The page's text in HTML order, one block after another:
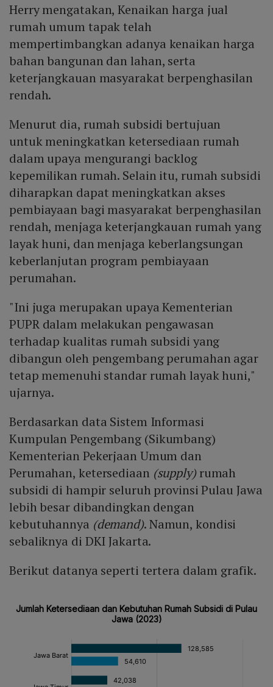
Herry mengatakan, Kenaikan harga jual
rumah umum tapak telah
mempertimbangkan adanya kenaikan harga
bahan bangunan dan lahan, serta
keterjangkauan masyarakat berpenghasilan
rendah.
Menurut dia, rumah subsidi bertujuan
untuk meningkatkan ketersediaan rumah
dalam upaya mengurangi backlog
kepemilikan rumah. Selain itu, rumah subsidi
diharapkan dapat meningkatkan akses
pembiayaan bagi masyarakat berpenghasilan
rendah, menjaga keterjangkauan rumah yang
layak huni, dan menjaga keberlangsungan
keberlanjutan program pembiayaan
perumahan.
"Ini juga merupakan upaya Kementerian
PUPR dalam melakukan pengawasan
terhadap kualitas rumah subsidi yang
dibangun oleh pengembang perumahan agar
tetap memenuhi standar rumah layak huni,"
ujarnya.
Berdasarkan data Sistem Informasi
Kumpulan Pengembang (Sikumbang)
Kementerian Pekerjaan Umum dan
Perumahan, ketersediaan (supply)rumah
subsidi di hampir seluruh provinsi Pulau Jawa
lebih besar dibandingkan dengan
kebutuhannya (demand). Namun, kondisi
sebaliknya di DKI Jakarta.
Berikut datanya seperti tertera dalam grafik.